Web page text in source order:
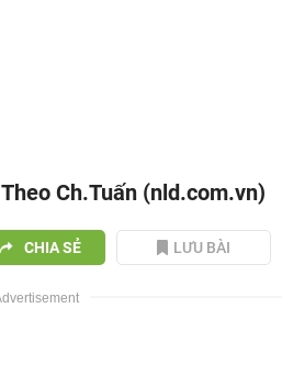
Theo Ch.Tuấn (nld.com.vn)
CHIA SẺ LƯU BÀI